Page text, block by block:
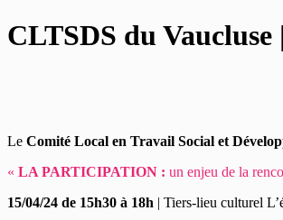
CLTSDS du
Le Comité Local en Travail Social et
« LA PARTICIPATION : un enjeu de la
15/04/24 de 15h30 à 18h | Tiers-lieu culturel